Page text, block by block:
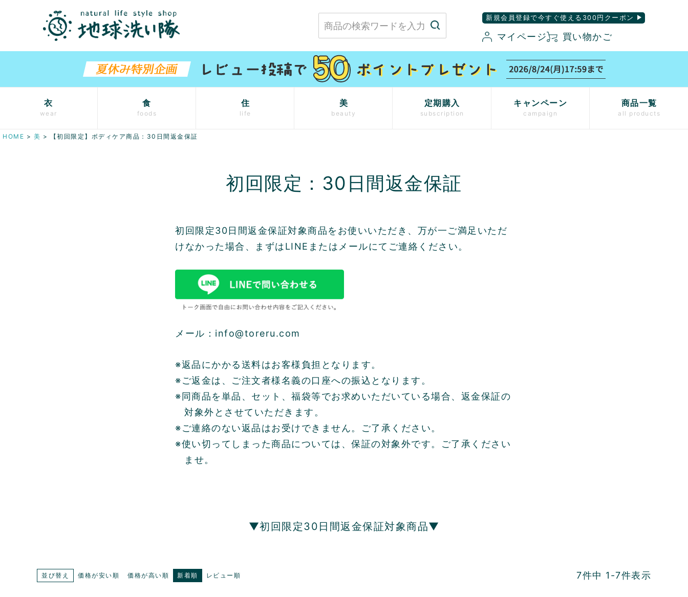
新規会員登録で今すぐ使える300円クーポン
マイページ 買い物かご
衣
wear
食
foods
住
life
美
beauty
定期購入
subscription
キャンペーン
campaign
商品一覧
all products
HOME 美 【初回限定】ボディケア商品：30日間返金保証
初回限定： 30日間返金保証
初回限定30日間返金保証対象商品をお使いいただき、万が一ご満足いただ
けなかった場合、まずはLINEまたはメールにてご連絡ください。
メール：info@toreru.com
※返品にかかる送料はお客様負担となります。
※ご返金は、ご注文者様名義の口座への振込となります。
※同商品を単品、セット、福袋等でお求めいただいている場合、返金保証の
対象外とさせていただきます。
※ご連絡のない返品はお受けできません。ご了承ください。
※使い切ってしまった商品については、保証の対象外です。ご了承ください
ませ。
▼初回限定30日間返金保証対象商品▼
並び替え 価格が安い順 価格が高い順 新着順 レビュー順 7件中 1 -7件表示